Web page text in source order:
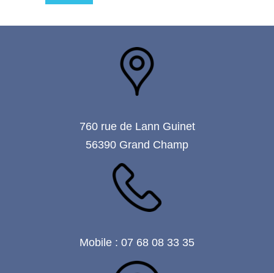
760 rue de Lann Guinet
56390 Grand Champ
Mobile : 07 68 08 33 35